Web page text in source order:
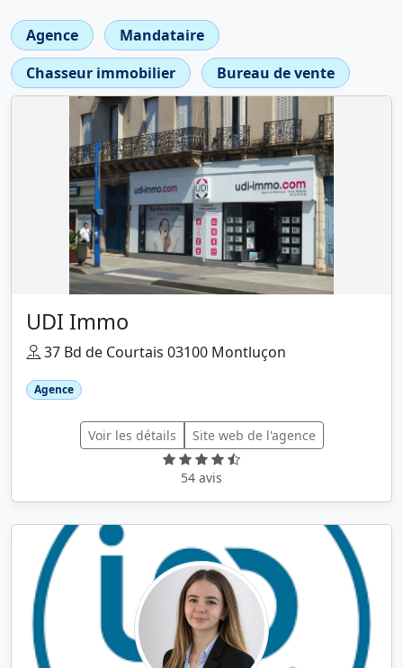
Agence
Mandataire
Chasseur immobilier
Bureau de vente
UDI Immo
37 Bd de Courtais 03100 Montluçon
Agence
Voir les détails Site web de l'agence
54 avis